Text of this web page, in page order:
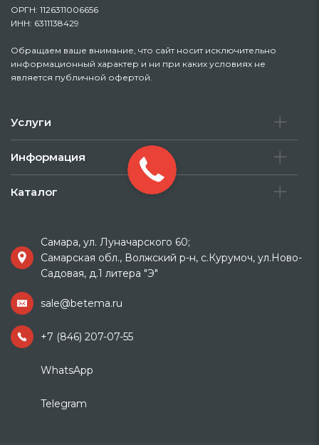
ОРГН: 1126311006656
ИНН: 6311138429
Обращаем ваше внимание, что сайт носит исключительно
информационный характер и ни при каких условиях не
является публичной офертой.
Услуги
Информация
Каталог
Самара, ул. Луначарского 60;
Самарская обл., Волжский р-н, с.Курумоч, ул.Ново-
Садовая, д.1 литера "Э"
sale@betema.ru
+7 (846) 207-07-55
WhatsApp
Telegram